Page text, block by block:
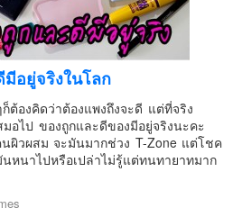
มีอยู่จริงในโลก
ต้องคิดว่าต้องแพงถึงจะดี แต่ที่จริง
อไป ของถูกและดีของมีอยู่จริงนะคะ
ผิวผสม จะมันมากช่วง T-Zone แต่โชค
หนาไปหรือเปล่าไม่รู้แต่ทนทายาทมาก